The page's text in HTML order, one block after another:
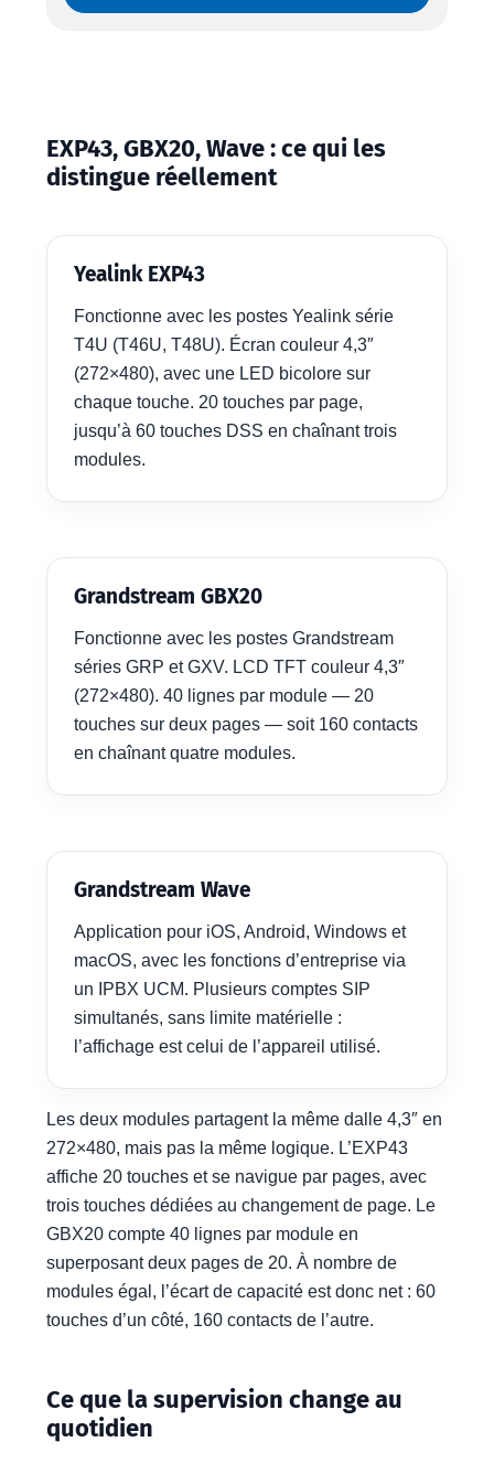
EXP43, GBX20, Wave : ce qui les
distingue réellement
Yealink EXP43
Fonctionne avec les postes Yealink série
T4U (T46U, T48U). Écran couleur 4,3″
(272×480), avec une LED bicolore sur
chaque touche. 20 touches par page,
jusqu’à 60 touches DSS en chaînant trois
modules.
Grandstream GBX20
Fonctionne avec les postes Grandstream
séries GRP et GXV. LCD TFT couleur 4,3″
(272×480). 40 lignes par module — 20
touches sur deux pages — soit 160 contacts
en chaînant quatre modules.
Grandstream Wave
Application pour iOS, Android, Windows et
macOS, avec les fonctions d’entreprise via
un IPBX UCM. Plusieurs comptes SIP
simultanés, sans limite matérielle :
l’affichage est celui de l’appareil utilisé.
Les deux modules partagent la même dalle 4,3″ en
272×480, mais pas la même logique. L’EXP43
affiche 20 touches et se navigue par pages, avec
trois touches dédiées au changement de page. Le
GBX20 compte 40 lignes par module en
superposant deux pages de 20. À nombre de
modules égal, l’écart de capacité est donc net : 60
touches d’un côté, 160 contacts de l’autre.
Ce que la supervision change au
quotidien